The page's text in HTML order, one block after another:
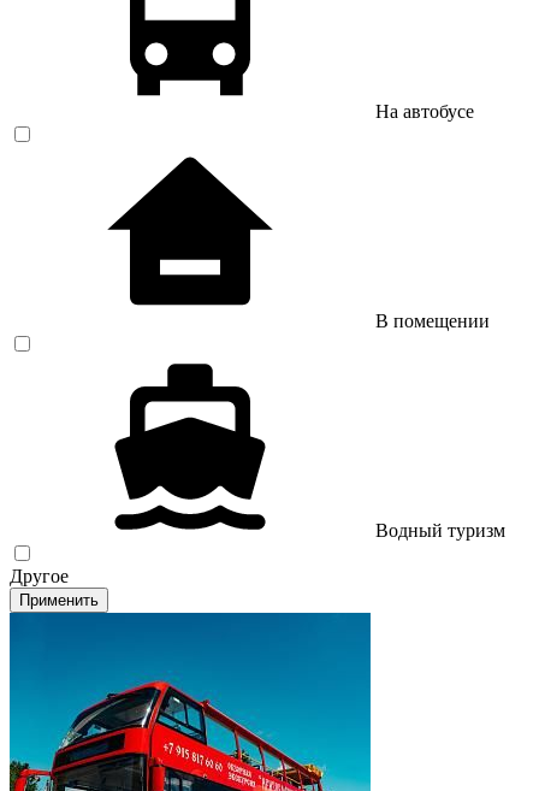
На автобусе
В помещении
Водный туризм
Другое
Применить